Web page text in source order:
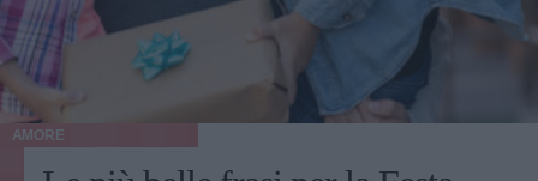
AMORE